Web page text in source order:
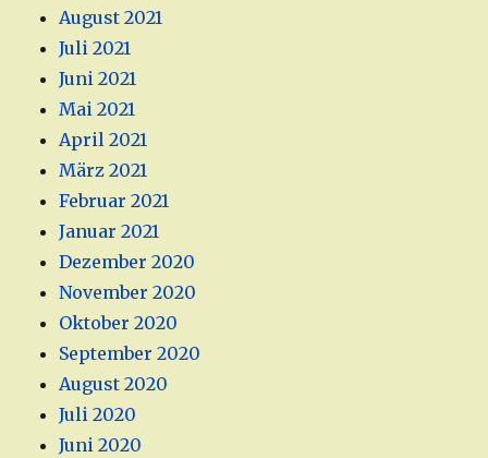
August 2021
Juli 2021
Juni 2021
Mai 2021
April 2021
März 2021
Februar 2021
Januar 2021
Dezember 2020
November 2020
Oktober 2020
September 2020
August 2020
Juli 2020
Juni 2020